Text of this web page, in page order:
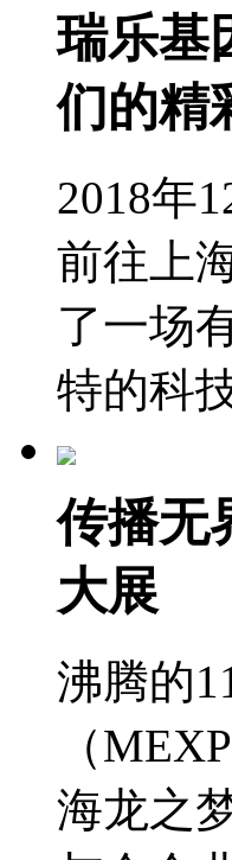
瑞乐基
们的精
2018年
前往上
了一场
特的科
传播无
大展
沸腾的
（
海龙之